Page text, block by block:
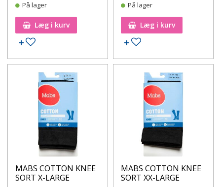
På lager
Læg i kurv
Tilføj til ønskeseddel
På lager
Læg i kurv
Tilføj til ønskeseddel
MABS COTTON KNEE
SORT X-LARGE
MABS COTTON KNEE
SORT XX-LARGE